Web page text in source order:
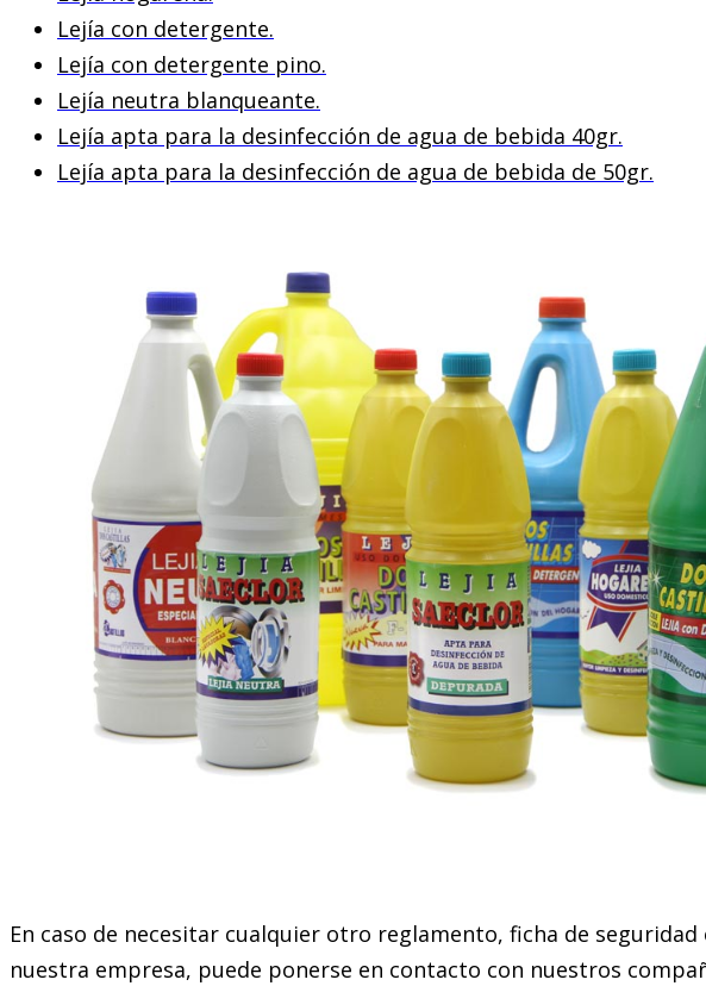
Lejía con detergente.
Lejía con detergente pino.
Lejía neutra blanqueante.
Lejía apta para la desinfección de agua de bebida 40gr.
Lejía apta para la desinfección de agua de bebida de 50gr.
En caso de necesitar cualquier otro reglamento, ficha de
nuestra empresa, puede ponerse en contacto con nuestros